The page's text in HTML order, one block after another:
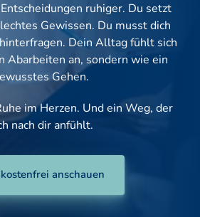
ruhiger. Du setzt
Gewissen. Du musst dich
Dein Alltag fühlt sich
Abarbeiten an, sondern wie ein
Gehen.
im Herzen. Und ein Weg, der
nach dir anfühlt.
anschauen